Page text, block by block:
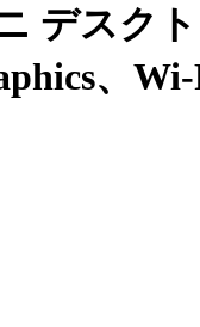
デスク
、